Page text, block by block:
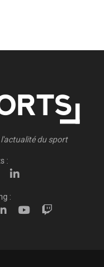
l'actualité du sport
:
: